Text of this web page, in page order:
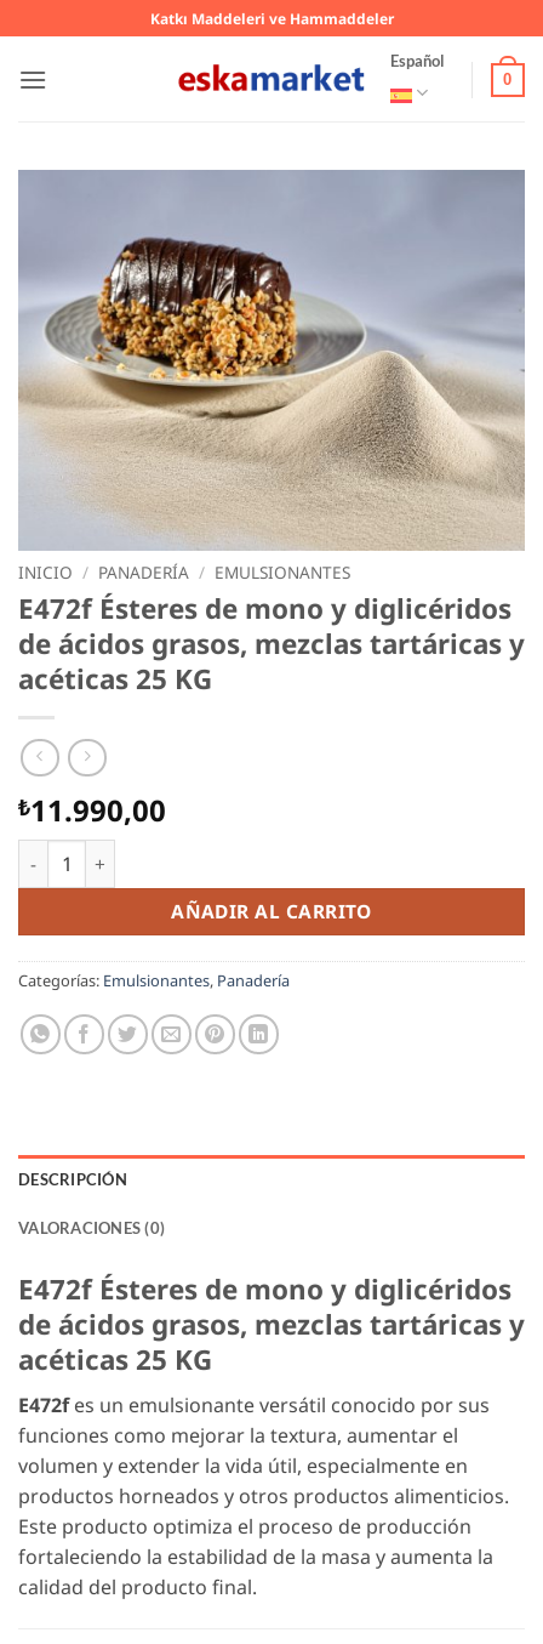
al
contenido
Katkı Maddeleri ve Hammaddeler
Español
0
INICIO / PANADERÍA / EMULSIONANTES
E472f Ésteres de mono y diglicéridos
de ácidos grasos, mezclas tartáricas y
acéticas 25 KG
₺11.990,00
E472f Ésteres de mono y diglicéridos de ácidos grasos,
AÑADIR AL CARRITO
Categorías: Emulsionantes, Panadería
DESCRIPCIÓN
VALORACIONES (0)
E472f Ésteres de mono y diglicéridos
de ácidos grasos, mezclas tartáricas y
acéticas 25 KG
E472fes un emulsionante versátil conocido por sus
funciones como mejorar la textura, aumentar el
volumen y extender la vida útil, especialmente en
productos horneados y otros productos alimenticios.
Este producto optimiza el proceso de producción
fortaleciendo la estabilidad de la masa y aumenta la
calidad del producto final.